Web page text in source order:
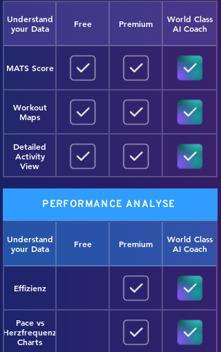
Understand
your Data
Free Premium
World Class
AI Coach
MATS Score
Workout
Maps
Detailed
Activity
View
PERFORMANCE ANALYSE
Understand
your Data
Free Premium
World Class
AI Coach
Effizienz
Pace vs
Herzfrequenz
Charts